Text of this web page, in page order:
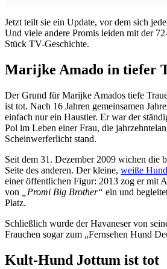
Jetzt teilt sie ein Update, vor dem sich
Und viele andere Promis leiden mit der
Stück TV-Geschichte.
Marijke Amado in tiefer
Der Grund für Marijke Amados tiefe
ist tot. Nach 16 Jahren gemeinsamen
einfach nur ein Haustier. Er war der
Pol im Leben einer Frau, die
Scheinwerferlicht stand.
Seit dem 31. Dezember 2009 wichen die
Seite des anderen. Der kleine, weiße Hund
einer öffentlichen Figur: 2013 zog er mit
von
„Promi Big Brother“ ein und
Platz.
Schließlich wurde der Havaneser von
Frauchen sogar zum „Fernsehen Hund
Kult-Hund Jottum ist tot